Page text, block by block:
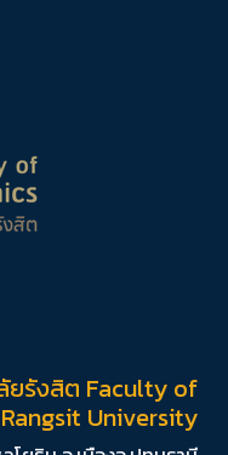
ยรังสิต Faculty of
University